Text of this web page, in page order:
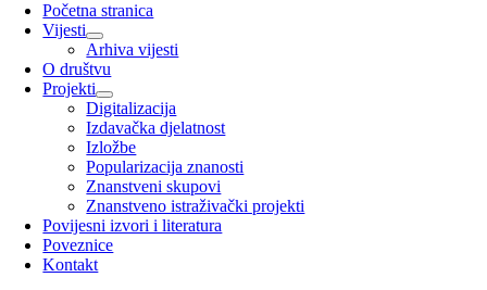
Početna stranica
Vijesti
Arhiva vijesti
O društvu
Projekti
Digitalizacija
Izdavačka djelatnost
Izložbe
Popularizacija znanosti
Znanstveni skupovi
Znanstveno istraživački projekti
Povijesni izvori i literatura
Poveznice
Kontakt